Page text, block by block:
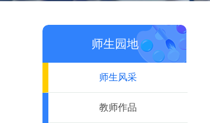
师生园地
师生风采
教师作品